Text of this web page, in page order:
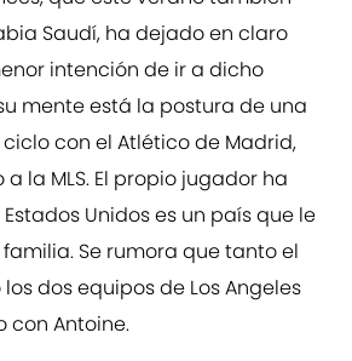
Saudí, ha dejado en claro
intención de ir a dicho
mente está la postura de una
con el Atlético de Madrid,
la MLS. El propio jugador ha
Unidos es un país que le
Se rumora que tanto el
dos equipos de Los Angeles
con Antoine.